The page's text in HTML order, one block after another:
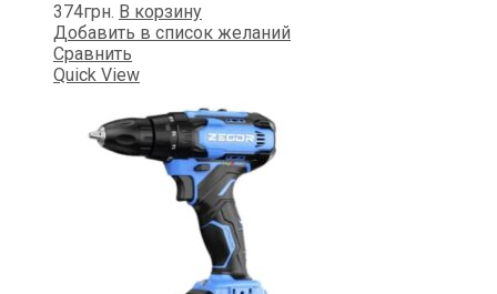
374грн. В корзину
Добавить в список желаний
Сравнить
Quick View